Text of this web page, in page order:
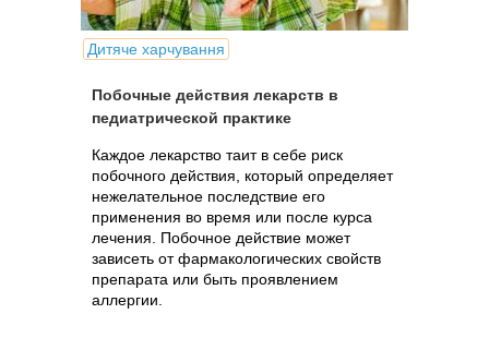
Дитяче харчування
Побочные действия лекарств в
педиатрической практике
Каждое лекарство таит в себе риск
побочного действия, который определяет
нежелательное последствие его
применения во время или после курса
лечения. Побочное действие может
зависеть от фармакологических свойств
препарата или быть проявлением
аллергии.